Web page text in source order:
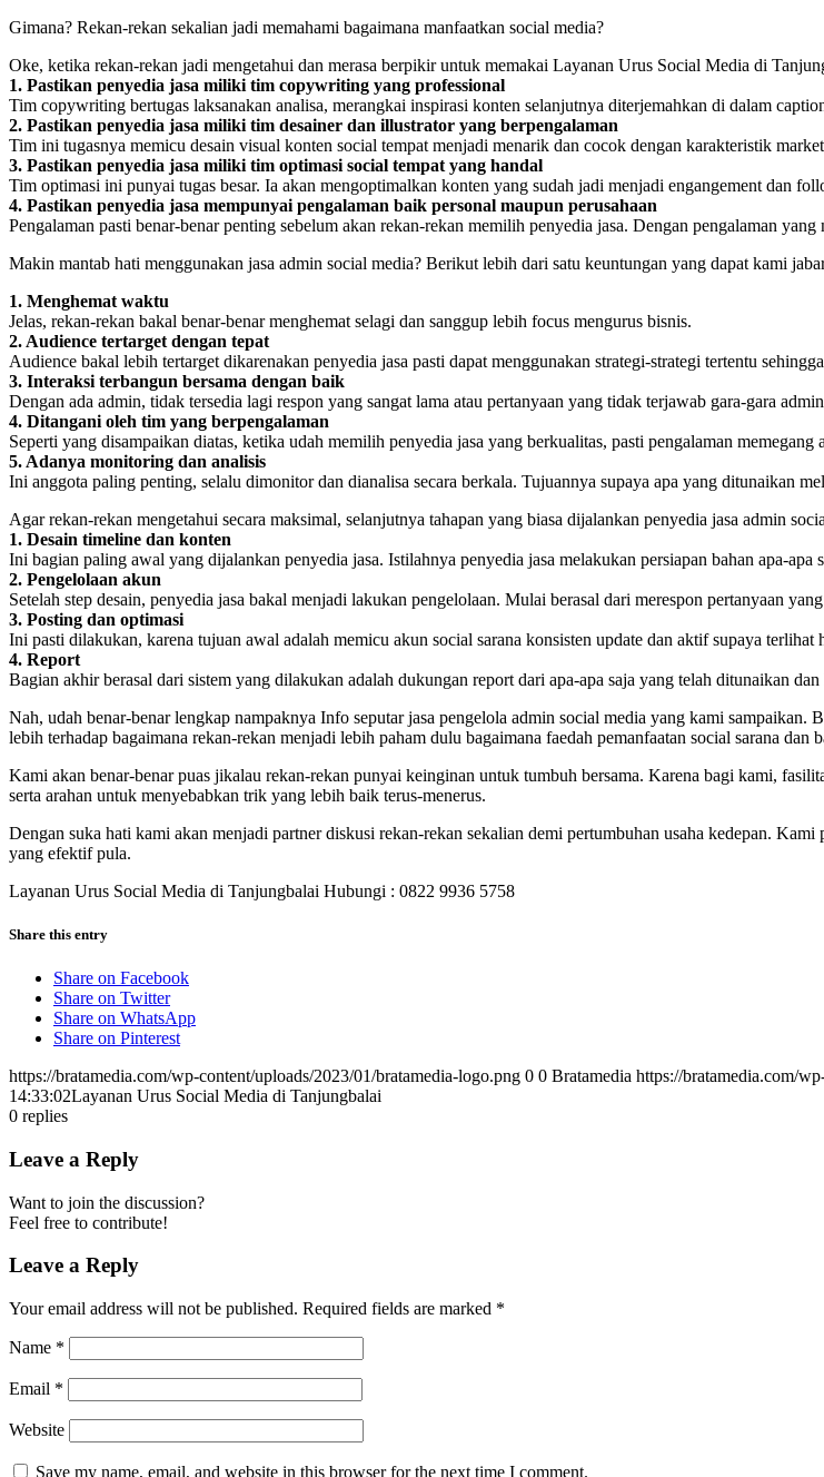
Gimana? Rekan-rekan sekalian jadi memahami bagaimana manfaatkan social media?
Oke, ketika rekan-rekan jadi mengetahui dan merasa berpikir untuk memakai Layanan Urus Social Media di
1. Pastikan penyedia jasa miliki tim copywriting yang professional
Tim copywriting bertugas laksanakan analisa, merangkai inspirasi konten selanjutnya diterjemahkan di dalam
2. Pastikan penyedia jasa miliki tim desainer dan illustrator yang berpengalaman
Tim ini tugasnya memicu desain visual konten social tempat menjadi menarik dan cocok dengan karakteristik
3. Pastikan penyedia jasa miliki tim optimasi social tempat yang handal
Tim optimasi ini punyai tugas besar. Ia akan mengoptimalkan konten yang sudah jadi menjadi engangement dan
4. Pastikan penyedia jasa mempunyai pengalaman baik personal maupun perusahaan
Pengalaman pasti benar-benar penting sebelum akan rekan-rekan memilih penyedia jasa. Dengan pengalaman
Makin mantab hati menggunakan jasa admin social media? Berikut lebih dari satu keuntungan yang dapat kami
1. Menghemat waktu
Jelas, rekan-rekan bakal benar-benar menghemat selagi dan sanggup lebih focus mengurus bisnis.
2. Audience tertarget dengan tepat
Audience bakal lebih tertarget dikarenakan penyedia jasa pasti dapat menggunakan strategi-strategi tertentu
3. Interaksi terbangun bersama dengan baik
Dengan ada admin, tidak tersedia lagi respon yang sangat lama atau pertanyaan yang tidak terjawab gara-gara
4. Ditangani oleh tim yang berpengalaman
Seperti yang disampaikan diatas, ketika udah memilih penyedia jasa yang berkualitas, pasti pengalaman
5. Adanya monitoring dan analisis
Ini anggota paling penting, selalu dimonitor dan dianalisa secara berkala. Tujuannya supaya apa yang ditunaikan
Agar rekan-rekan mengetahui secara maksimal, selanjutnya tahapan yang biasa dijalankan penyedia jasa admin
1. Desain timeline dan konten
Ini bagian paling awal yang dijalankan penyedia jasa. Istilahnya penyedia jasa melakukan persiapan bahan apa-
2. Pengelolaan akun
Setelah step desain, penyedia jasa bakal menjadi lakukan pengelolaan. Mulai berasal dari merespon pertanyaan
3. Posting dan optimasi
Ini pasti dilakukan, karena tujuan awal adalah memicu akun social sarana konsisten update dan aktif supaya terlihat
4. Report
Bagian akhir berasal dari sistem yang dilakukan adalah dukungan report dari apa-apa saja yang telah ditunaikan
Nah, udah benar-benar lengkap nampaknya Info seputar jasa pengelola admin social media yang kami
lebih terhadap bagaimana rekan-rekan menjadi lebih paham dulu bagaimana faedah pemanfaatan social sarana dan
Kami akan benar-benar puas jikalau rekan-rekan punyai keinginan untuk tumbuh bersama. Karena bagi kami,
serta arahan untuk menyebabkan trik yang lebih baik terus-menerus.
Dengan suka hati kami akan menjadi partner diskusi rekan-rekan sekalian demi pertumbuhan usaha kedepan.
yang efektif pula.
Layanan Urus Social Media di Tanjungbalai Hubungi : 0822 9936 5758
Share this entry
Share on Facebook
Share on Twitter
Share on WhatsApp
Share on Pinterest
https://bratamedia.com/wp-content/uploads/2023/01/bratamedia-logo.png 0 0 Bratamedia https://bratamedia.com/
14:33:02Layanan Urus Social Media di Tanjungbalai
0 replies
Leave a Reply
Want to join the discussion?
Feel free to contribute!
Leave a Reply
Your email address will not be published. Required fields are marked *
Name *
Email *
Website
Save my name, email, and website in this browser for the next time I comment.